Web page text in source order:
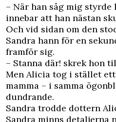
– När han såg mig
innebar att han nästan
Och vid sidan om den
Sandra hann för en
framför sig.
– Stanna där! skrek hon
Men Alicia tog i stället
mamma – i samma
dundrande.
Sandra trodde dottern
Sandra minns detaljerna